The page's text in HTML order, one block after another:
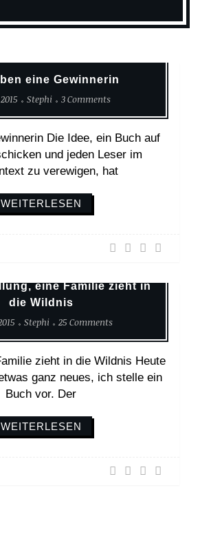
eine Gewinnerin
Stephi 3 Comments
Die Idee, ein Buch auf
und jeden Leser im
zu verewigen, hat
WEITERLESEN
eine Familie zieht in
die Wildnis
Stephi 25 Comments
zieht in die Wildnis Heute
ganz neues, ich stelle ein
Buch vor. Der
WEITERLESEN